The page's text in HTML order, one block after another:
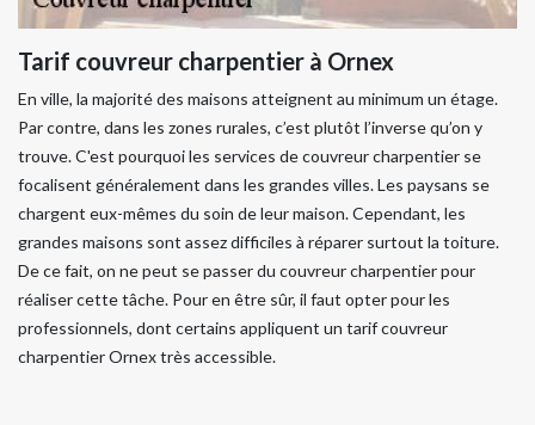
Tarif couvreur charpentier à Ornex
En ville, la majorité des maisons atteignent au minimum un étage.
Par contre, dans les zones rurales, c’est plutôt l’inverse qu’on y
trouve. C'est pourquoi les services de couvreur charpentier se
focalisent généralement dans les grandes villes. Les paysans se
chargent eux-mêmes du soin de leur maison. Cependant, les
grandes maisons sont assez difficiles à réparer surtout la toiture.
De ce fait, on ne peut se passer du couvreur charpentier pour
réaliser cette tâche. Pour en être sûr, il faut opter pour les
professionnels, dont certains appliquent un tarif couvreur
charpentier Ornex très accessible.